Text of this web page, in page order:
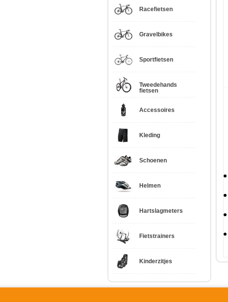
Racefietsen
Gravelbikes
Sportfietsen
Tweedehands
fietsen
Accessoires
Kleding
Schoenen
Helmen
Hartslagmeters
Fietstrainers
Kinderzitjes